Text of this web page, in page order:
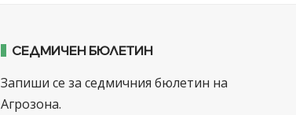
СЕДМИЧЕН БЮЛЕТИН
Запиши се за седмичния бюлетин на
Агрозона.